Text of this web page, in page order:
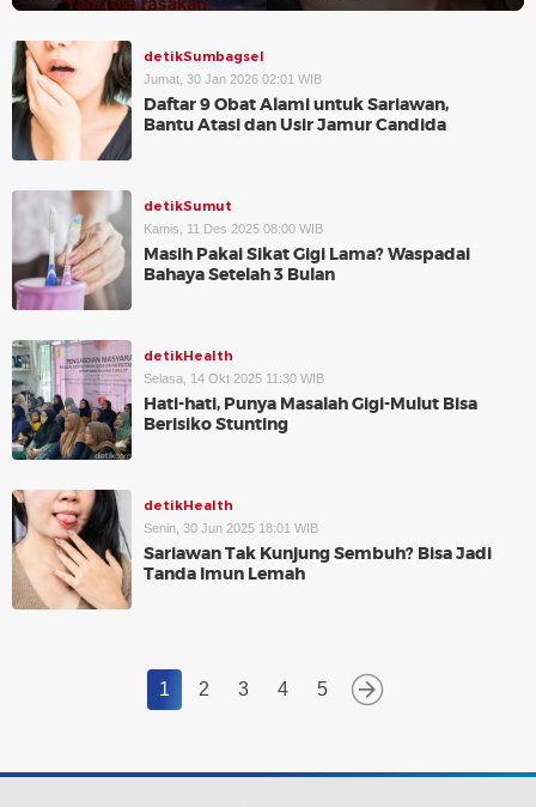
detikSumbagsel
Jumat, 30 Jan 2026 02:01 WIB
Daftar 9 Obat Alami untuk Sariawan,
Bantu Atasi dan Usir Jamur Candida
detikSumut
Kamis, 11 Des 2025 08:00 WIB
Masih Pakai Sikat Gigi Lama? Waspadai
Bahaya Setelah 3 Bulan
detikHealth
Selasa, 14 Okt 2025 11:30 WIB
Hati-hati, Punya Masalah Gigi-Mulut Bisa
Berisiko Stunting
detikHealth
Senin, 30 Jun 2025 18:01 WIB
Sariawan Tak Kunjung Sembuh? Bisa Jadi
Tanda Imun Lemah
1 2 3 4 5